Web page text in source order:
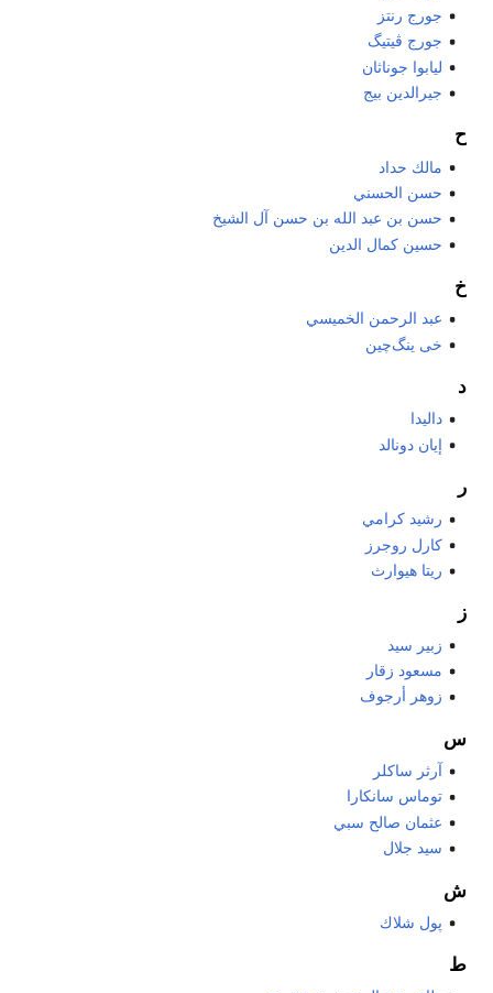
جورج رنتز
جورج ڤيتيگ
ليابوا جوناثان
جيرالدين بيج
ح
مالك حداد
حسن الحسني
حسن بن عبد الله بن حسن آل الشيخ
حسين كمال الدين
خ
عبد الرحمن الخميسي
خى ينگ‌چين
د
داليدا
إيان دونالد
ر
رشيد كرامي
كارل روجرز
ريتا هيوارث
ز
زبير سيد
مسعود زقار
زوهر أرجوف
س
آرثر ساكلر
توماس سانكارا
عثمان صالح سبي
سيد جلال
ش
پول شلاك
ط